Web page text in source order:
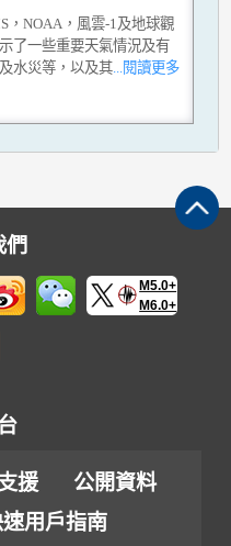
，NOAA，風雲-1及地球觀
了一些重要天氣情況及有
水災等，以及其...閱讀更多
們
M5.0+
M6.0+
援
公開資料
用戶指南